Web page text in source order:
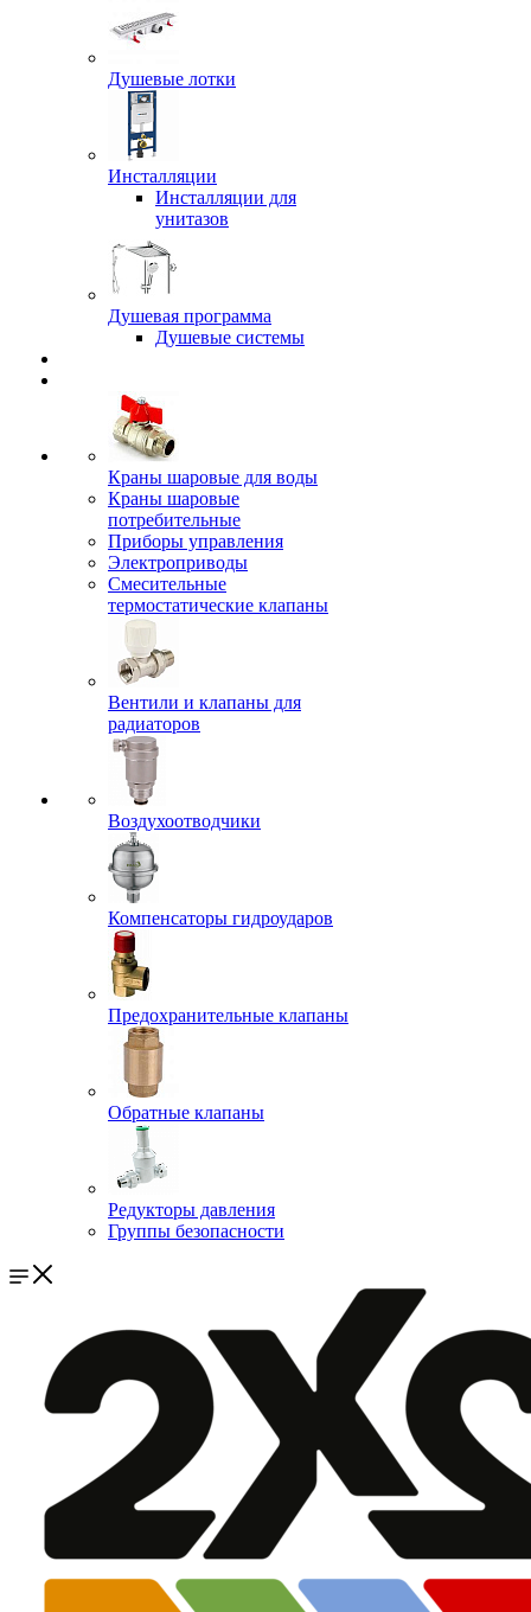
Душевые лотки
Инсталляции
Инсталляции для
унитазов
Душевая программа
Душевые системы
Краны шаровые для воды
Краны шаровые
потребительные
Приборы управления
Электроприводы
Смесительные
термостатические клапаны
Вентили и клапаны для
радиаторов
Воздухоотводчики
Компенсаторы гидроударов
Предохранительные клапаны
Обратные клапаны
Редукторы давления
Группы безопасности